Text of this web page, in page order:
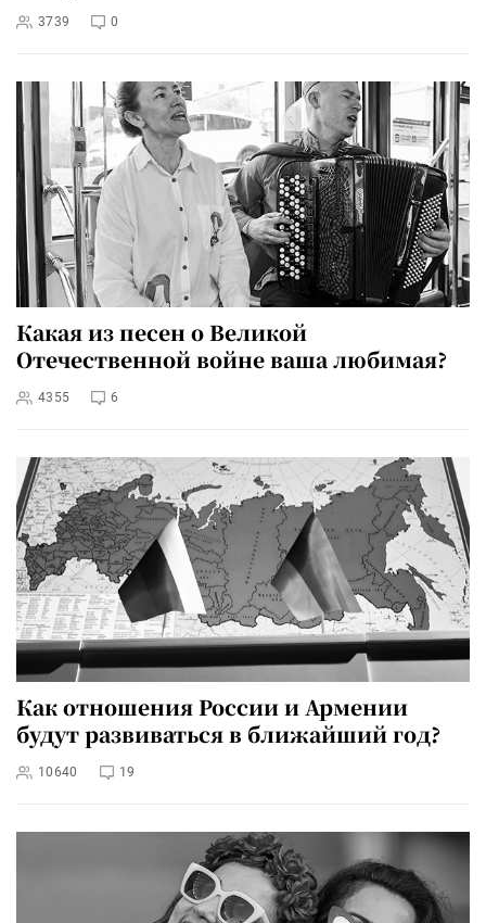
3739 0
Какая из песен о Великой
Отечественной войне ваша любимая?
4355 6
Как отношения России и Армении
будут развиваться в ближайший год?
10640 19